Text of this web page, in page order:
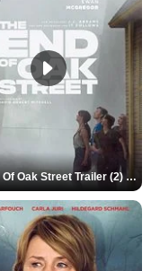
The End Of Oak Street Trailer (2) DF